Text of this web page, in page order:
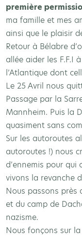
première
ma famille et mes
ainsi que le plaisir
Retour à Bélabre
allée aider les F.F.I
l’Atlantique dont
Le 25 Avril nous
Passage par la
Mannheim. Puis la
quasiment sans
Sur les autoroutes
autoroutes !) nous
d’ennemis pour qui
vivons la revanche
Nous passons près
et du camp de
nazisme.
Nous fonçons sur